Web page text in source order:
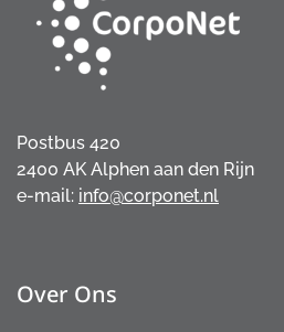
Postbus 420
2400 AK Alphen aan den Rijn
e-mail: info@corponet.nl
Over Ons